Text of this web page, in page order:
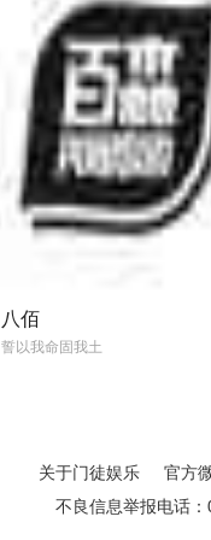
八佰
誓以我命固我土
关于门徒娱乐
官方
不良信息举报电话